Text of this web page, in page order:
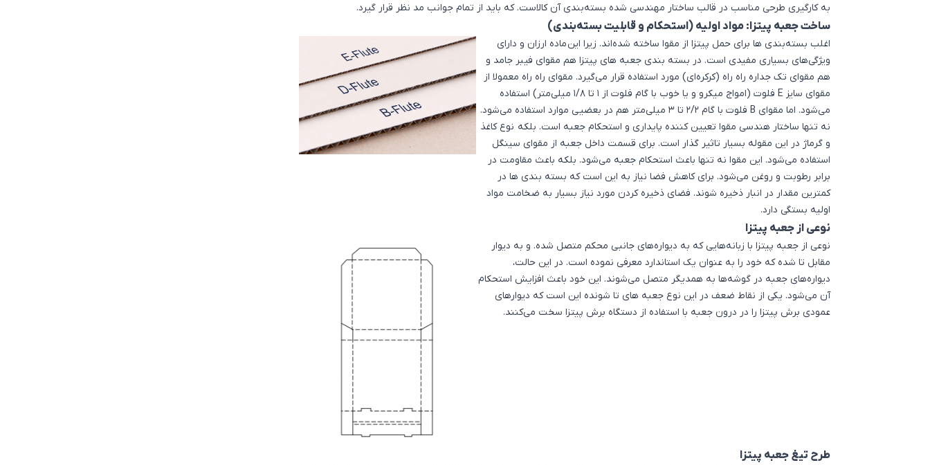
به کارگیری طرحی مناسب در قالب ساختار مهندسی شده بسته‌بندی آن کالاست. که باید از تمام جوانب مد نظر قرار گیرد.
ساخت جعبه پیتزا: مواد اولیه (استحکام و قابلیت بسته‌بندی)
اغلب بسته‌بندی‌ ها برای حمل پیتزا از مقوا ساخته شده‌اند. زیرا این ماده ارزان و دارای
ویژگی‌های بسیاری مفیدی است. در بسته‌ بندی جعبه‌ های پیتزا هم مقوای فیبر جامد و
هم مقوای تک جداره راه راه (کرکره‌ای) مورد استفاده قرار می‌گیرد. مقوای راه راه معمولا از
مقوای سایز E فلوت (امواج میکرو و یا خوب با گام فلوت از 1 تا 1/8 میلی‌متر) استفاده
می‌شود. اما مقوای B فلوت با گام 2/2 تا 3 میلی‌متر هم در بعضیی موارد استفاده می‌شود.
نه تنها ساختار هندسی مقوا تعیین کننده پایداری و استحکام جعبه است. بلکه نوع کاغذ
و گرماژ در این مقوله بسیار تاثیر گذار است. برای قسمت داخل جعبه از مقوای سینگل
استفاده می‌شود. این مقوا نه تنها باعث استحکام جعبه می‌شود. بلکه باعث مقاومت در
برابر رطوبت و روغن می‌شود. برای کاهش فضا نیاز به این است که بسته‌ بندی ‎ها در
کمترین مقدار در انبار ذخیره شوند. فضای ذخیره کردن مورد نیاز بسیار به ضخامت مواد
اولیه بستگی دارد.
نوعی از جعبه پیتزا
نوعی از جعبه پیتزا با زبانه‌هایی که به دیواره‌های جانبی محکم متصل شده. و به دیوار
مقابل تا شده که خود را به عنوان یک استاندارد معرفی نموده است. در این حالت،
دیواره‌های جعبه در گوشه‌ها به همدیگر متصل می‌شوند. این خود باعث افزایش استحکام
آن می‌شود. یکی از نقاط ضعف در این نوع جعبه‌ های تا شونده این است که دیوارهای
عمودی برش پیتزا را در درون جعبه با استفاده از دستگاه برش پیتزا سخت می‌کنند.
طرح تیغ جعبه پیتزا